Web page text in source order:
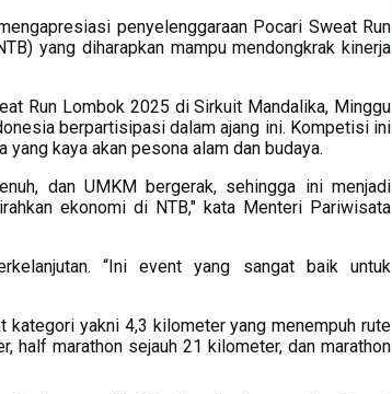
penyelenggaraan Pocari Sweat Run
yang diharapkan mampu mendongkrak kinerja
Run Lombok 2025 di Sirkuit Mandalika, Minggu
berpartisipasi dalam ajang ini. Kompetisi ini
kaya akan pesona alam dan budaya.
dan UMKM bergerak, sehingga ini menjadi
ekonomi di NTB," kata Menteri Pariwisata
“Ini event yang sangat baik untuk
yakni 4,3 kilometer yang menempuh rute
half marathon sejauh 21 kilometer, dan marathon